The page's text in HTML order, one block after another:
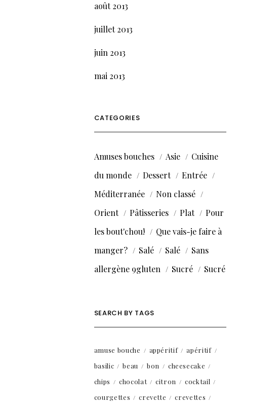
août 2013
juillet 2013
juin 2013
mai 2013
CATEGORIES
Amuses bouches Asie
Cuisine
du monde
Dessert
Entrée
Méditerranée
Non classé
Orient
Pâtisseries Plat
Pour
les bout'chou!
Que vais-je faire à
manger?
Salé Salé
Sans
allergène 9gluten
Sucré Sucré
SEARCH BY TAGS
amuse bouche appéritif
apéritif
basilic
beau bon
cheesecake
chips
chocolat citron
cocktail
courgettes
crevette
crevettes